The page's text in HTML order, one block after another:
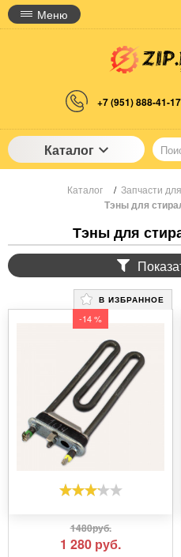
Меню
+7 (951) 888-41-17
Каталог
Каталог / Запчасти
Тэны для
Тэны для
В ИЗБРАННОЕ
-14 %
1480руб.
1 280 руб.